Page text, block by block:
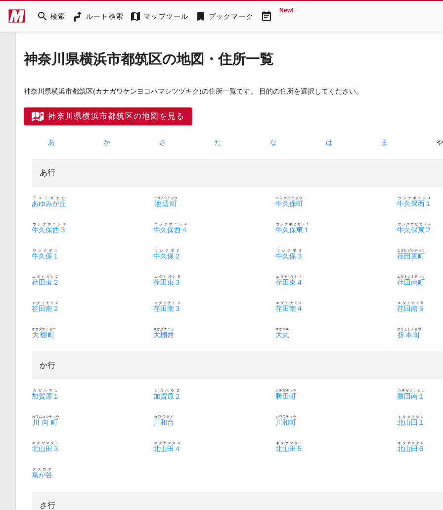
search 検索 ルート検索 map マップツール bookmark ブックマーク event_note New!
神奈川県横浜市都筑区の地図・住所一覧
神奈川県横浜市都筑区(カナガワケンヨコハマシツヅキク)の住所一覧です。 目的の住所を選択してください。
神奈川県横浜市都筑区の地図を見る
あ か さ た な は ま や
あ行
あゆみが丘
アユミガオカ
池辺町
イコノベチョウ
牛久保町
ウシクボチョウ
牛久保西１
ウシクボニシ１
牛久保西３
ウシクボニシ３
牛久保西４
ウシクボニシ４
牛久保東１
ウシクボヒガシ１
牛久保東２
ウシクボヒガシ２
牛久保１
ウシクボ１
牛久保２
ウシクボ２
牛久保３
ウシクボ３
荏田東町
エダヒガシチョウ
荏田東２
エダヒガシ２
荏田東３
エダヒガシ３
荏田東４
エダヒガシ４
荏田南町
エダミナミチョウ
荏田南２
エダミナミ２
荏田南３
エダミナミ３
荏田南４
エダミナミ４
荏田南５
エダミナミ５
大棚町
オオダナチョウ
大棚西
オオダナニシ
大丸
オオマル
折本町
オリモトチョウ
か行
加賀原１
カガハラ１
加賀原２
カガハラ２
勝田町
カチダチョウ
勝田南１
カチダミナミ１
川向町
カワムコウチョウ
川和台
カワワダイ
川和町
カワワチョウ
北山田１
キタヤマタ１
北山田３
キタヤマタ３
北山田４
キタヤマタ４
北山田５
キタヤマタ５
北山田６
キタヤマタ６
葛が谷
クズガヤ
さ行